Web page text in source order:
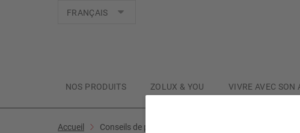
NOS PRODUITS ZOLUX & YOU VIVRE AVEC SON
Langues
FRANÇAIS
Accueil Conseils de pro